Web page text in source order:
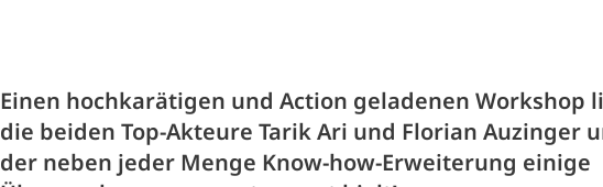
Einen hochkarätigen und Action geladenen Workshop
die beiden Top-Akteure Tarik Ari und Florian Auzinger
der neben jeder Menge Know-how-Erweiterung einige